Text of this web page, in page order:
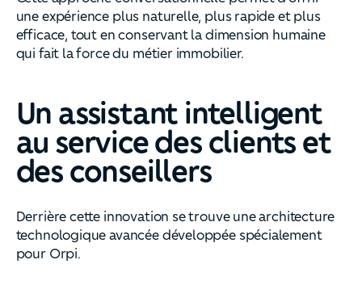
une expérience plus naturelle, plus rapide et plus
efficace, tout en conservant la dimension humaine
qui fait la force du métier immobilier.
Un assistant intelligent
au service des clients et
des conseillers
Derrière cette innovation se trouve une architecture
technologique avancée développée spécialement
pour Orpi.